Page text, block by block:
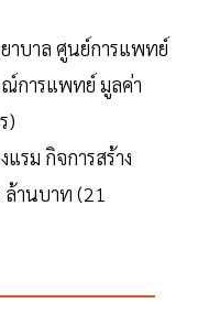
าบาล ศูนย์การแพทย์
การแพทย์ มูลค่า
)
แรม กิจการสร้าง
านบาท (21